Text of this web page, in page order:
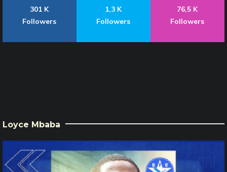
301 K
Followers
1,3 K
Followers
76,5 K
Followers
Loyce Mbaba